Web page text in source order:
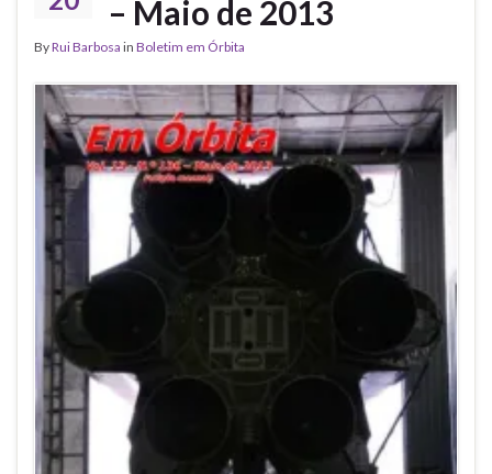
– Maio de 2013
ByRui Barbosa in Boletim em Órbita